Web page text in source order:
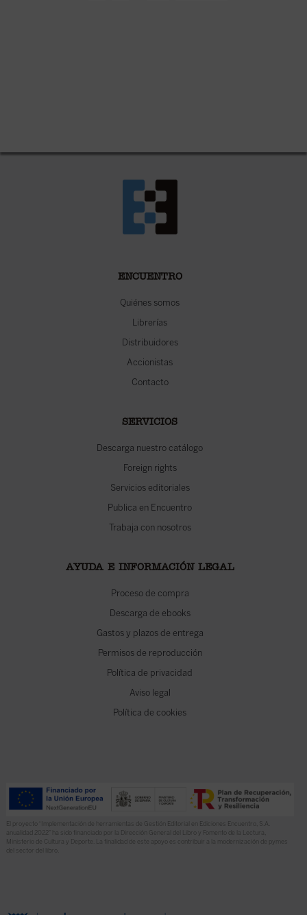
ENCUENTRO
Quiénes somos
Librerías
Distribuidores
Accionistas
Contacto
SERVICIOS
Descarga nuestro catálogo
Foreign rights
Servicios editoriales
Publica en Encuentro
Trabaja con nosotros
AYUDA E INFORMACIÓN LEGAL
Proceso de compra
Descarga de ebooks
Gastos y plazos de entrega
Permisos de reproducción
Política de privacidad
Aviso legal
Política de cookies
El proyecto “Implementación de herramientas de Gestión Editorial en Ediciones Encuentro, S.A.
anualidad 2022” ha sido financiado por la Dirección General del Libro y Fomento de la Lectura,
Ministerio de Cultura y Deporte. La finalidad de este apoyo es contribuir a la modernización de pymes
del sector del libro.